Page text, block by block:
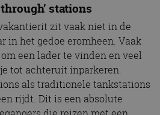
stations
zit vaak niet in de
in het gedoe eromheen. Vaak
een lader te vinden en veel
tot achteruit inparkeren.
als traditionele tankstations
rijdt. Dit is een absolute